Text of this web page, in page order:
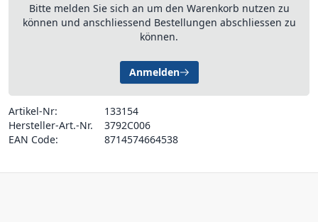
Bitte melden Sie sich an um den Warenkorb nutzen zu
können und anschliessend Bestellungen abschliessen zu
können.
Anmelden
Artikel-Nr:
133154
Hersteller-Art.-Nr.
3792C006
EAN Code:
8714574664538